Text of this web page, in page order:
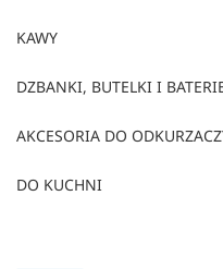
KAWY
DZBANKI, BUTELKI I
AKCESORIA DO
DO KUCHNI